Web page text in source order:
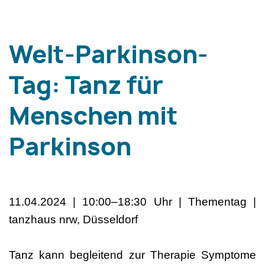
Welt-Parkinson-
Tag: Tanz für
Menschen mit
Parkinson
11.04.2024 | 10:00–18:30 Uhr | Thementag |
tanzhaus nrw, Düsseldorf
Tanz kann begleitend zur Therapie Symptome